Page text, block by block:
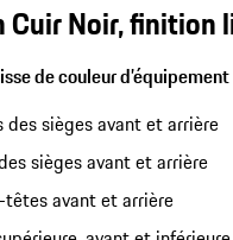
Cuir Noir, finition
de couleur
des sièges avant et arrière
sièges avant et arrière
avant et arrière